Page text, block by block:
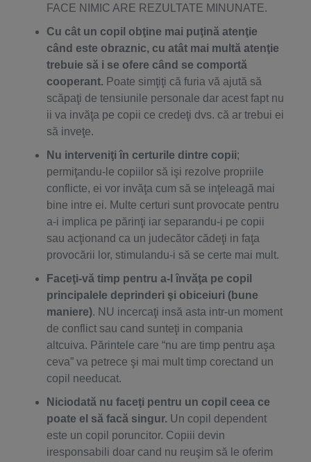
FACE NIMIC ARE REZULTATE MINUNATE.
Cu cât un copil obţine mai puţină atenţie
când este obraznic, cu atât mai multă atenţie
trebuie să i se ofere când se comportă
cooperant. Poate simţiţi că furia vă ajută să
scăpaţi de tensiunile personale dar acest fapt nu
ii va invăţa pe copii ce credeţi dvs. că ar trebui ei
să inveţe.
Nu interveniţi în certurile dintre copii;
permiţandu-le copiilor să işi rezolve propriile
conflicte, ei vor invăţa cum să se inţeleagă mai
bine intre ei. Multe certuri sunt provocate pentru
a-i implica pe părinţi iar separandu-i pe copii
sau acţionand ca un judecător cădeţi in faţa
provocării lor, stimulandu-i să se certe mai mult.
Faceţi-vă timp pentru a-l învăţa pe copil
principalele deprinderi şi obiceiuri (bune
maniere). NU incercaţi insă asta intr-un moment
de conflict sau cand sunteţi in compania
altcuiva. Părintele care “nu are timp pentru aşa
ceva” va petrece şi mai mult timp corectand un
copil needucat.
Niciodată nu faceţi pentru un copil ceea ce
poate el să facă singur. Un copil dependent
este un copil poruncitor. Copiii devin
iresponsabili doar cand nu reuşim să le oferim